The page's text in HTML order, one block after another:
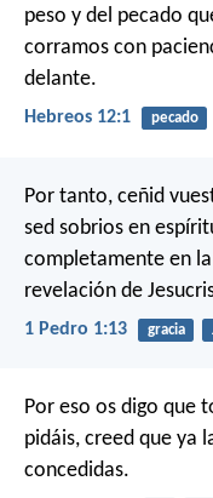
peso y del pecado
corramos con
delante.
Hebreos 12:1 pecado
Por tanto, ceñid
sed sobrios en
completamente en
revelación de
1 Pedro 1:13 gracia
Por eso os digo que
pidáis, creed que ya
concedidas.